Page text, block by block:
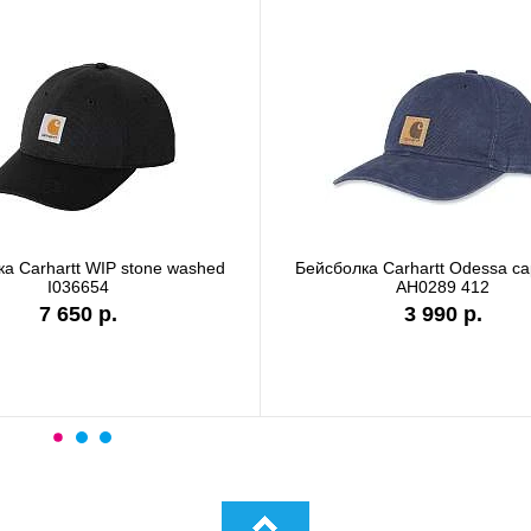
Carhartt WIP stone washed
I036654
7 650 р.
Бейсболка Carhartt Odessa
AH0289 412
3 990 р.